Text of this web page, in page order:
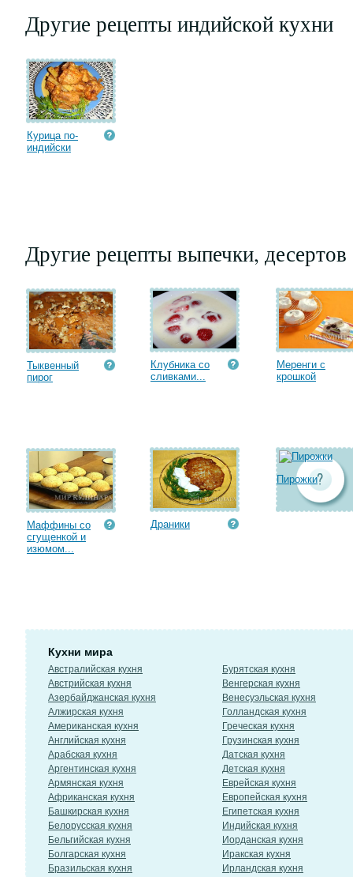
Другие рецепты индийской кухни
Курица по-
индийски
Другие рецепты выпечки, десертов
Тыквенный
пирог
Клубника со
сливками...
Меренги с
крошкой
Маффины со
сгущенкой и
изюмом...
Драники
Пирожки
Кухни мира
Австралийская кухня
Австрийская кухня
Азербайджанская кухня
Алжирская кухня
Американская кухня
Английская кухня
Арабская кухня
Аргентинская кухня
Армянская кухня
Африканская кухня
Башкирская кухня
Белорусская кухня
Бельгийская кухня
Болгарская кухня
Бразильская кухня
Бурятская кухня
Венгерская кухня
Венесуэльская кухня
Голландская кухня
Греческая кухня
Грузинская кухня
Датская кухня
Детская кухня
Еврейская кухня
Европейская кухня
Египетская кухня
Индийская кухня
Иорданская кухня
Иракская кухня
Ирландская кухня